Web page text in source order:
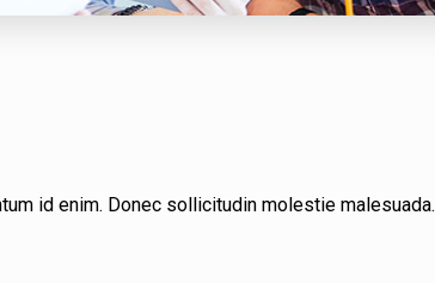
id enim. Donec sollicitudin molestie malesuada.